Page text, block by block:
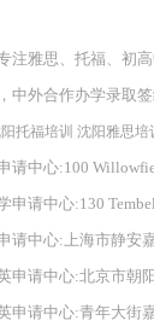
注雅思、托福、初
中外合作办学录取
托福培训 沈阳雅思培
请中心:100
申请中心:130
请中心:上海市静安
申请中心:北京市朝
申请中心:青年大街